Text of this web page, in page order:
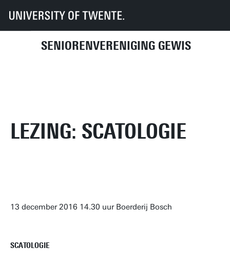
SENIORENVERENIGING GEWIS
UT UT-Kring GEWIS Activiteitenhistorie
13 december 2016
LEZING: SCATOLOGIE
13 december 2016 14.30 uur Boerderij Bosch
SCATOLOGIE